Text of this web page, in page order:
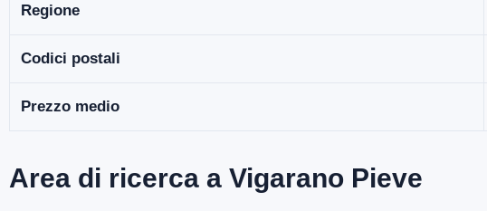
Regione
Codici postali
Prezzo medio
Area di ricerca a Vigarano Pieve